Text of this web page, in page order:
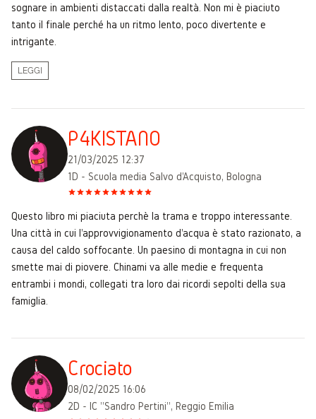
sognare in ambienti distaccati dalla realtà. Non mi è piaciuto
tanto il finale perché ha un ritmo lento, poco divertente e
intrigante.
LEGGI
P4KISTANO
21/03/2025 12:37
1D - Scuola media Salvo d'Acquisto, Bologna
Questo libro mi piaciuta perchè la trama e troppo interessante.
Una città in cui l'approvvigionamento d'acqua è stato razionato, a
causa del caldo soffocante. Un paesino di montagna in cui non
smette mai di piovere. Chinami va alle medie e frequenta
entrambi i mondi, collegati tra loro dai ricordi sepolti della sua
famiglia.
Crociato
08/02/2025 16:06
2D - IC "Sandro Pertini", Reggio Emilia